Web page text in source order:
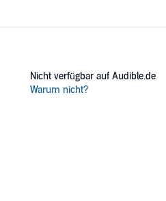
Nicht verfügbar auf Audible.de
Warum nicht?